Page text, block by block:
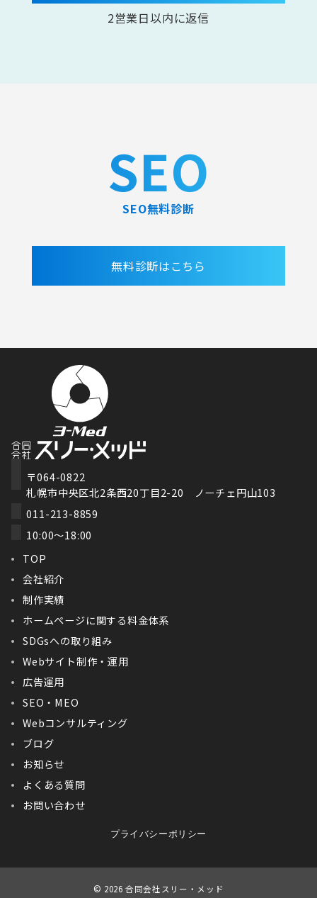
2営業日以内に返信
SEO
SEO無料診断
無料診断はこちら
〒064-0822
札幌市中央区北2条西20丁目2-20 ノーチェ円山103
011-213-8859
10:00～18:00
TOP
会社紹介
制作実績
ホームぺージに関する料金体系
SDGsへの取り組み
Webサイト制作・運用
広告運用
SEO・MEO
Webコンサルティング
ブログ
お知らせ
よくある質問
お問い合わせ
プライバシーポリシー
© 2026合同会社スリー・メッド